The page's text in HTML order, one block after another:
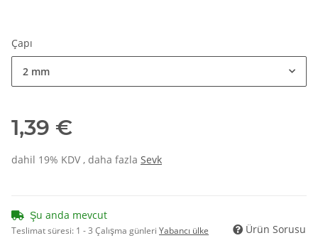
Çapı
2 mm
1,39 €
dahil 19% KDV , daha fazla Sevk
Şu anda mevcut
Teslimat süresi: 1 - 3 Çalışma günleri Yabancı ülke Ürün Sorusu